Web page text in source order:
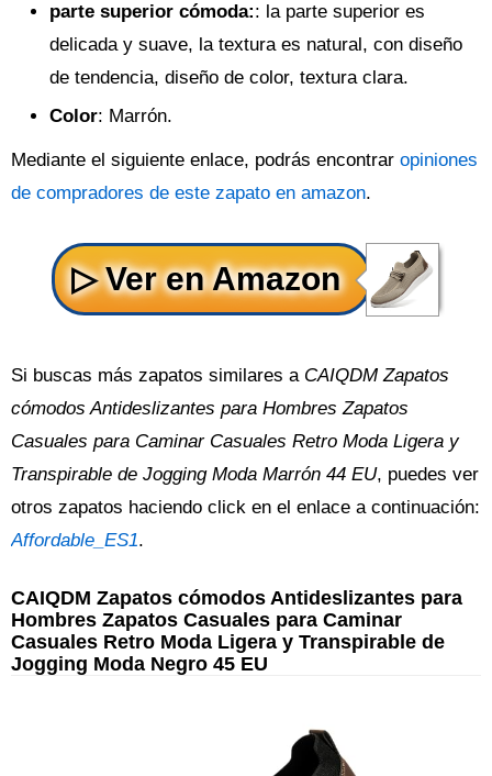
parte superior cómoda:: la parte superior es
delicada y suave, la textura es natural, con diseño
de tendencia, diseño de color, textura clara.
Color: Marrón.
Mediante el siguiente enlace, podrás encontrar opiniones
de compradores de este zapato en amazon.
Si buscas más zapatos similares a CAIQDM Zapatos
cómodos Antideslizantes para Hombres Zapatos
Casuales para Caminar Casuales Retro Moda Ligera y
Transpirable de Jogging Moda Marrón 44 EU, puedes ver
otros zapatos haciendo click en el enlace a continuación:
Affordable_ES1.
CAIQDM Zapatos cómodos Antideslizantes para
Hombres Zapatos Casuales para Caminar
Casuales Retro Moda Ligera y Transpirable de
Jogging Moda Negro 45 EU